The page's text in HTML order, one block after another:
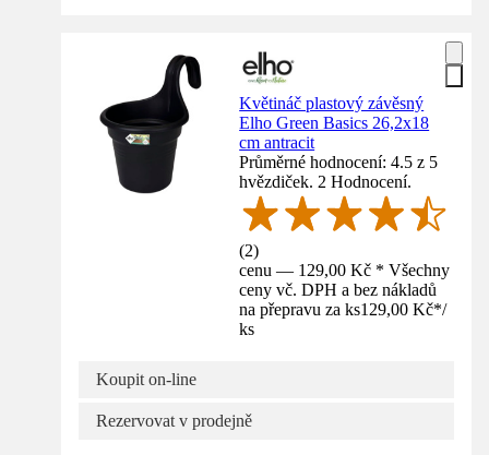
Květináč plastový závěsný
Elho Green Basics 26,2x18
cm antracit
Průměrné hodnocení: 4.5 z 5
hvězdiček. 2 Hodnocení.
(2)
cenu — 129,00 Kč * Všechny
ceny vč. DPH a bez nákladů
na přepravu za ks129,00 Kč*/
ks
Koupit on-line
Rezervovat v prodejně